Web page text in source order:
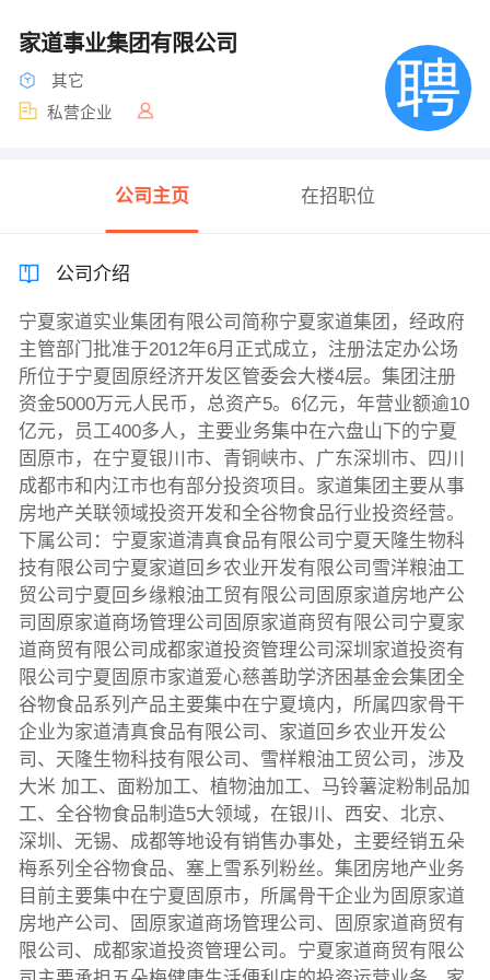
家道事业集团有限公司
其它
私营企业
公司主页 在招职位
公司介绍
宁夏家道实业集团有限公司简称宁夏家道集团，经政府
主管部门批准于2012年6月正式成立，注册法定办公场
所位于宁夏固原经济开发区管委会大楼4层。集团注册
资金5000万元人民币，总资产5。6亿元，年营业额逾10
亿元，员工400多人，主要业务集中在六盘山下的宁夏
固原市，在宁夏银川市、青铜峡市、广东深圳市、四川
成都市和内江市也有部分投资项目。家道集团主要从事
房地产关联领域投资开发和全谷物食品行业投资经营。
下属公司：宁夏家道清真食品有限公司宁夏天隆生物科
技有限公司宁夏家道回乡农业开发有限公司雪洋粮油工
贸公司宁夏回乡缘粮油工贸有限公司固原家道房地产公
司固原家道商场管理公司固原家道商贸有限公司宁夏家
道商贸有限公司成都家道投资管理公司深圳家道投资有
限公司宁夏固原市家道爱心慈善助学济困基金会集团全
谷物食品系列产品主要集中在宁夏境内，所属四家骨干
企业为家道清真食品有限公司、家道回乡农业开发公
司、天隆生物科技有限公司、雪样粮油工贸公司，涉及
大米 加工、面粉加工、植物油加工、马铃薯淀粉制品加
工、全谷物食品制造5大领域，在银川、西安、北京、
深圳、无锡、成都等地设有销售办事处，主要经销五朵
梅系列全谷物食品、塞上雪系列粉丝。集团房地产业务
目前主要集中在宁夏固原市，所属骨干企业为固原家道
房地产公司、固原家道商场管理公司、固原家道商贸有
限公司、成都家道投资管理公司。宁夏家道商贸有限公